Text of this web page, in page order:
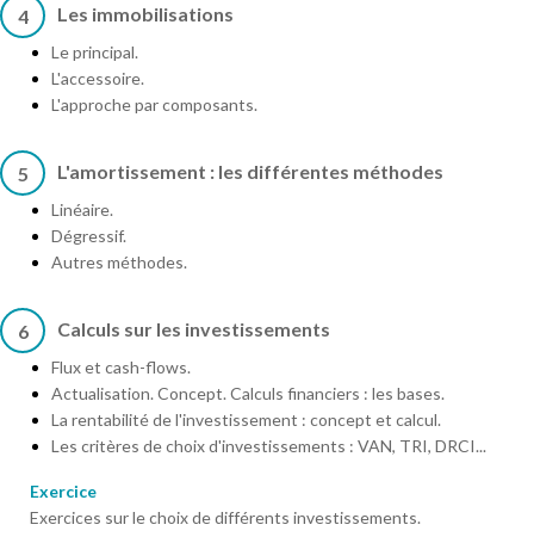
4 Les immobilisations
Le principal.
L'accessoire.
L'approche par composants.
5 L'amortissement : les différentes méthodes
Linéaire.
Dégressif.
Autres méthodes.
6 Calculs sur les investissements
Flux et cash-flows.
Actualisation. Concept. Calculs financiers : les bases.
La rentabilité de l'investissement : concept et calcul.
Les critères de choix d'investissements : VAN, TRI, DRCI...
Exercice
Exercices sur le choix de différents investissements.